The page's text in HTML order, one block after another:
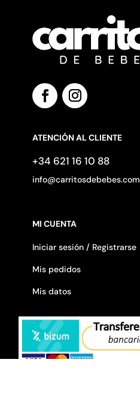
ATENCIÓN AL CLIENTE
+34 621 16 10 88
info@carritosdebebes.com
MI CUENTA
Iniciar sesión / Registrarse
Mis pedidos
Mis datos